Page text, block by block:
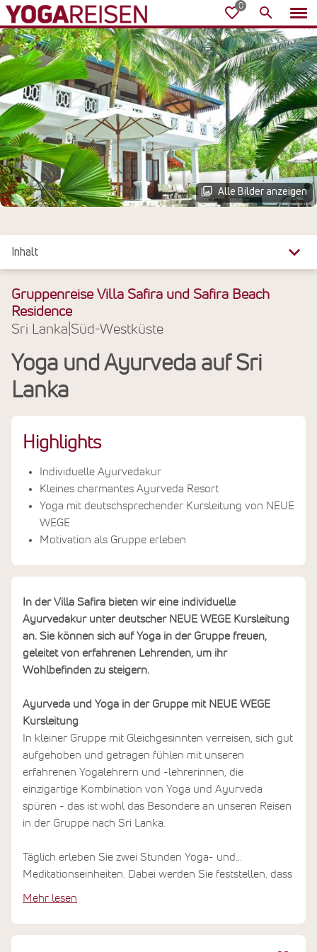
Alle Bilder anzeigen
Inhalt
Überblick
Termine & Preise
Gruppenreise Villa Safira und Safira Beach
Residence
Sri Lanka Süd-Westküste
Yoga und Ayurveda auf Sri
Lanka
Highlights
Individuelle Ayurvedakur
Kleines charmantes Ayurveda Resort
Yoga mit deutschsprechender Kursleitung von NEUE
WEGE
Motivation als Gruppe erleben
In der Villa Safira bieten wir eine individuelle
Ayurvedakur unter deutscher NEUE WEGE Kursleitung
an. Sie können sich auf Yoga in der Gruppe freuen,
geleitet von erfahrenen Lehrenden, um ihr
Wohlbefinden zu steigern.
Ayurveda und Yoga in der Gruppe mit NEUE WEGE
Kursleitung
In kleiner Gruppe mit Gleichgesinnten verreisen, sich gut
aufgehoben und getragen fühlen mit unseren
erfahrenen Yogalehrern und -lehrerinnen, die
einzigartige Kombination von Yoga und Ayurveda
spüren - das ist wohl das Besondere an unseren Reisen
in der Gruppe nach Sri Lanka.
Täglich erleben Sie zwei Stunden Yoga- und
Meditationseinheiten. Dabei werden Sie feststellen, dass
Beweglichkeit, Stärke und innere Ruhe zu steigern.
Mehr lesen